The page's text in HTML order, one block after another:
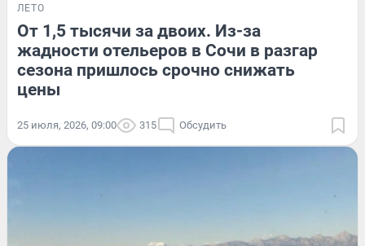
ЛЕТО
От 1,5 тысячи за двоих. Из-за
жадности отельеров в Сочи в разгар
сезона пришлось срочно снижать
цены
25 июля, 2026, 09:00 315 Обсудить